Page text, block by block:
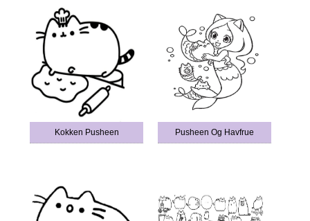
Kokken Pusheen Pusheen Og Havfrue